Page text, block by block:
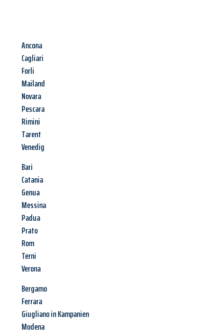
Ancona
Cagliari
Forli
Mailand
Novara
Pescara
Rimini
Tarent
Venedig
Bari
Catania
Genua
Messina
Padua
Prato
Rom
Terni
Verona
Bergamo
Ferrara
Giugliano in Kampanien
Modena